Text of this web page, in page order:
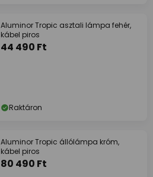
Aluminor Tropic asztali lámpa fehér,
kábel piros
44 490 Ft
Raktáron
Aluminor Tropic állólámpa króm,
kábel piros
80 490 Ft